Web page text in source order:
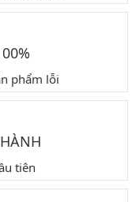
phẩm lỗi
tiên